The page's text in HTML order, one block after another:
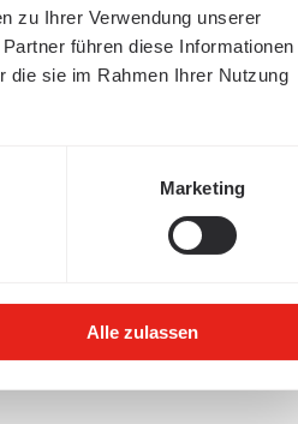
zu Ihrer Verwendung unserer
führen diese Informationen
die sie im Rahmen Ihrer Nutzung
Marketing
Alle zulassen